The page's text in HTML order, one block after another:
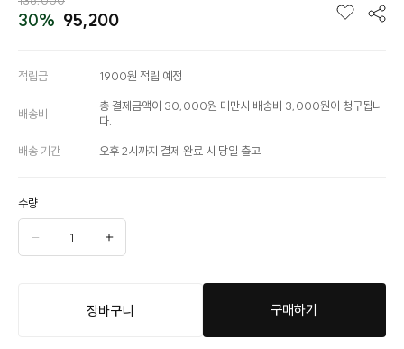
30% 95,200
적립금 1900원 적립 예정
배송비
총 결제금액이 30,000원 미만시 배송비 3,000원이 청구됩니
다.
배송 기간 오후 2시까지 결제 완료 시 당일 출고
수량
장바구니 구매하기